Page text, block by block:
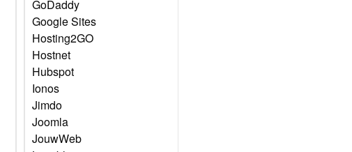
GoDaddy
Google Sites
Hosting2GO
Hostnet
Hubspot
Ionos
Jimdo
Joomla
JouwWeb